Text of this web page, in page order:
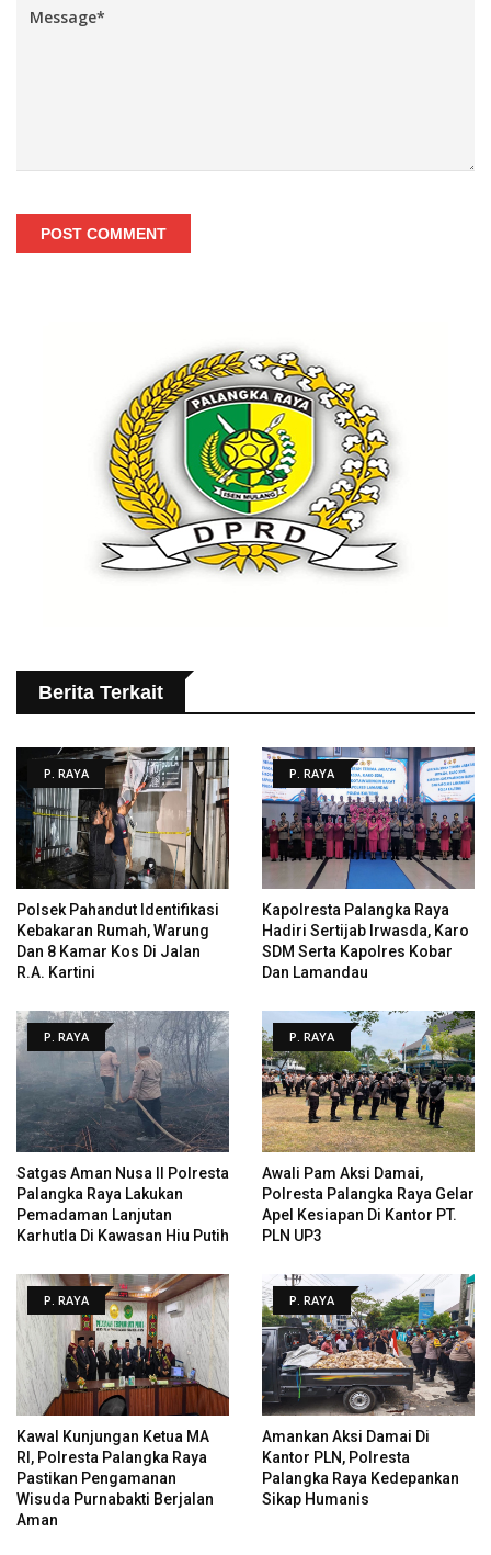
POST COMMENT
Berita Terkait
P. RAYA
Polsek Pahandut Identifikasi
Kebakaran Rumah, Warung
Dan 8 Kamar Kos Di Jalan
R.A. Kartini
P. RAYA
Kapolresta Palangka Raya
Hadiri Sertijab Irwasda, Karo
SDM Serta Kapolres Kobar
Dan Lamandau
P. RAYA
Satgas Aman Nusa II Polresta
Palangka Raya Lakukan
Pemadaman Lanjutan
Karhutla Di Kawasan Hiu Putih
P. RAYA
Awali Pam Aksi Damai,
Polresta Palangka Raya Gelar
Apel Kesiapan Di Kantor PT.
PLN UP3
P. RAYA
Kawal Kunjungan Ketua MA
RI, Polresta Palangka Raya
Pastikan Pengamanan
Wisuda Purnabakti Berjalan
Aman
P. RAYA
Amankan Aksi Damai Di
Kantor PLN, Polresta
Palangka Raya Kedepankan
Sikap Humanis